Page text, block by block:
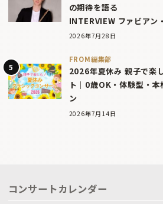
の期待を語る
INTERVIEW ファビアン
2026年7月28日
FROM編集部
2026年夏休み 親子で楽
ト｜0歳OK・体験型・
ン
2026年7月14日
コンサートカレンダー